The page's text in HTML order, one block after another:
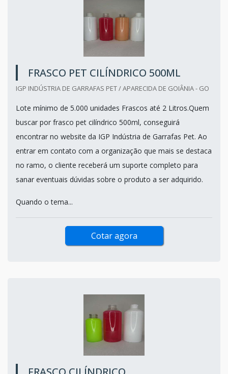
FRASCO PET CILÍNDRICO 500ML
IGP INDÚSTRIA DE GARRAFAS PET / APARECIDA DE GOIÂNIA - GO
Lote mínimo de 5.000 unidades Frascos até 2 Litros.Quem
buscar por frasco pet cilíndrico 500ml, conseguirá
encontrar no website da IGP Indústria de Garrafas Pet. Ao
entrar em contato com a organização que mais se destaca
no ramo, o cliente receberá um suporte completo para
sanar eventuais dúvidas sobre o produto a ser adquirido.
Quando o tema...
Cotar agora